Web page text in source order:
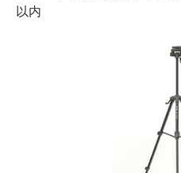
以内